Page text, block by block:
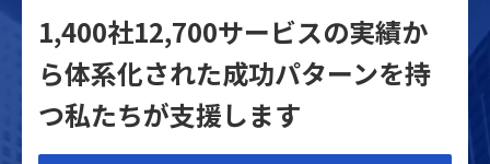
1,400社12,700サービスの実績か
ら体系化された成功パターンを持
つ私たちが支援します